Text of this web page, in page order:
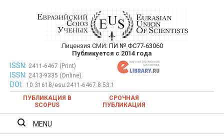
Евразийский Союз Ученых —
публикация научных статей в
ежемесячном научном журнале
Лицензия СМИ: ПИ № ФС77-63060
Публикуется с 2014 года
Евразийский Союз Ученых — публикация научных статей в
ежемесячном научном журнале
ISSN: 2411-6467 (Print)
ISSN: 2413-9335 (Online)
DOI:
10.31618/esu.2411-6467.8.53.1
ПУБЛИКАЦИЯ В
SCOPUS
СРОЧНАЯ
ПУБЛИКАЦИЯ
MENU